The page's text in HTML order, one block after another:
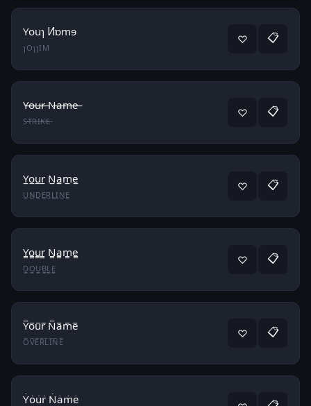
Youɿ Ͷɒmɘ
ɿOɿɿIM
♡ 📋
Y̶o̶u̶r̶ N̶a̶m̶e̶
S̶T̶R̶I̶K̶E̶
♡ 📋
Y̲o̲u̲r̲ N̲a̲m̲e̲
U̲N̲D̲E̲R̲L̲I̲N̲E̲
♡ 📋
Y̳o̳u̳r̳ N̳a̳m̳e̳
D̳O̳U̳B̳L̳E̳
♡ 📋
Y̅o̅u̅r̅ N̅a̅m̅e̅
O̅V̅E̅R̅L̅I̅N̅E̅
♡ 📋
Ẏȯu̇ṙ Ṅȧṁė